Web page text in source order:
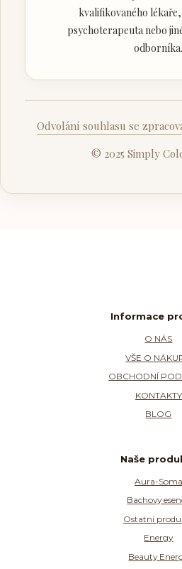
kvalifikovaného
psychoterapeuta nebo
odborníka.
Odvolání souhlasu se
© 2025 Simply
Informace
O NÁS
VŠE O
OBCHODNÍ
KONTAKTY
BLOG
Naše
Aura-Soma
Bachovy
Ostatní
Energy
Beauty